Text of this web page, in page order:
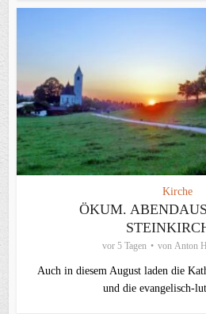
Kirche
ÖKUM.
vor 5 Tagen von Anton
Auch in diesem August laden die
und die